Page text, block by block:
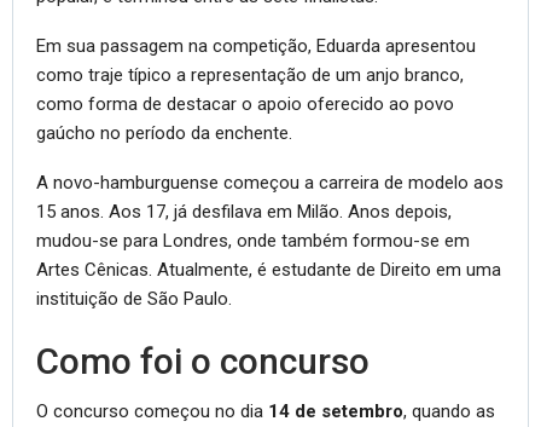
Em sua passagem na competição, Eduarda apresentou
como traje típico a representação de um anjo branco,
como forma de destacar o apoio oferecido ao povo
gaúcho no período da enchente.
A novo-hamburguense começou a carreira de modelo aos
15 anos. Aos 17, já desfilava em Milão. Anos depois,
mudou-se para Londres, onde também formou-se em
Artes Cênicas. Atualmente, é estudante de Direito em uma
instituição de São Paulo.
Como foi o concurso
O concurso começou no dia 14 de setembro, quando as